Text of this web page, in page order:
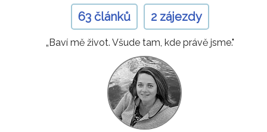
63 článků 2 zájezdy
„Baví mě život. Všude tam, kde právě jsme."